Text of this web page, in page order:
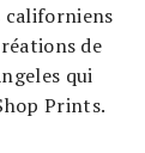
californiens
de
qui
Prints.